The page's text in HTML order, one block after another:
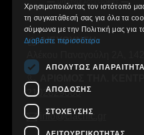
ΔΙΕΥΘΥΝΣΗ:
Αλέκου Παναγούλη 2Α,
2102829000
info@clachic.gr
Χρησιμοποιώντας τον ιστότοπό
τη συγκατάθεσή σας για όλα τα
σύμφωνα με την Πολιτική μας για
Διαβάστε περισσότερα
ΑΠΟΛΎΤΩΣ ΑΠΑΡΑΊΤΗΤΑ
ΑΠΌΔΟΣΗΣ
ΣΤΌΧΕΥΣΗΣ